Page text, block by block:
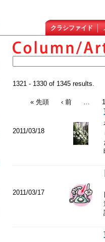
クラシファイド
1321 - 1330 of 1345 results.
« 先頭 ‹ 前
2011/03/18
2011/03/17